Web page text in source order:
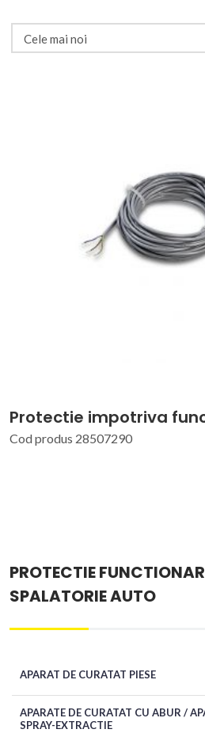
Protectie impotriva
Cod produs 28507290
PROTECTIE
SPALATORIE AUTO
APARAT DE CURATAT PIESE
APARATE DE CURATAT CU ABUR /
SPRAY-EXTRACTIE